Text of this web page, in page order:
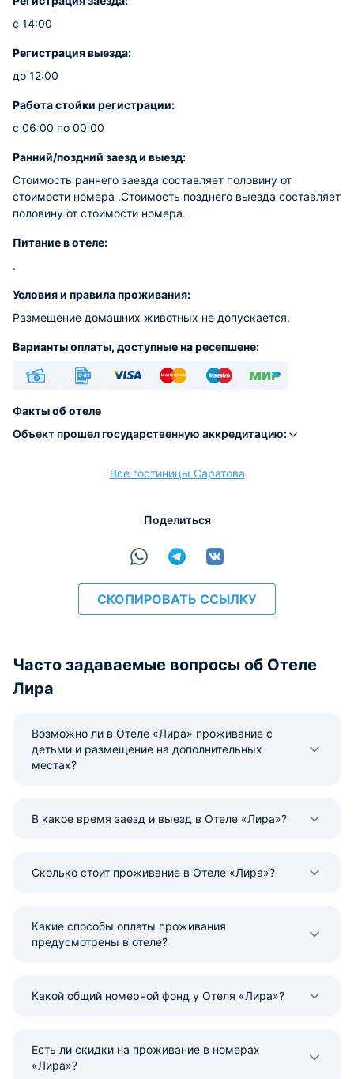
с 14:00
Регистрация выезда:
до 12:00
Работа стойки регистрации:
с 06:00 по 00:00
Ранний/поздний заезд и выезд:
Стоимость раннего заезда составляет половину от
стоимости номера .Стоимость позднего выезда составляет
половину от стоимости номера.
Питание в отеле:
.
Условия и правила проживания:
Размещение домашних животных не допускается.
Варианты оплаты, доступные на ресепшене:
Факты об отеле
Объект прошел государственную аккредитацию:
Все гостиницы Саратова
Поделиться
СКОПИРОВАТЬ ССЫЛКУ
Часто задаваемые вопросы об Отеле
Лира
Возможно ли в Отеле «Лира» проживание с
детьми и размещение на дополнительных
местах?
В какое время заезд и выезд в Отеле «Лира»?
Сколько стоит проживание в Отеле «Лира»?
Какие способы оплаты проживания
предусмотрены в отеле?
Какой общий номерной фонд у Отеля «Лира»?
Есть ли скидки на проживание в номерах
«Лира»?